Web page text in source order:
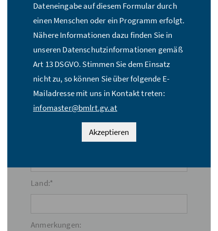
Dateneingabe auf diesem Formular durch
einen Menschen oder ein Programm erfolgt.
Nähere Informationen dazu finden Sie in
unseren Datenschutzinformationen gemäß
Art 13 DSGVO. Stimmen Sie dem Einsatz
nicht zu, so können Sie über folgende E-
Mailadresse mit uns in Kontakt treten:
infomaster@bmlrt.gv.at
Akzeptieren
E-Mail Adresse:*
PLZ:*
Land:*
Anmerkungen: